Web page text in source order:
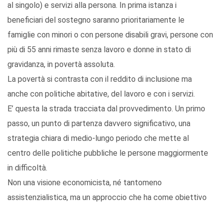
al singolo) e servizi alla persona. In prima istanza i
beneficiari del sostegno saranno prioritariamente le
famiglie con minori o con persone disabili gravi, persone con
più di 55 anni rimaste senza lavoro e donne in stato di
gravidanza, in povertà assoluta.
La povertà si contrasta con il reddito di inclusione ma
anche con politiche abitative, del lavoro e con i servizi.
E’ questa la strada tracciata dal provvedimento. Un primo
passo, un punto di partenza davvero significativo, una
strategia chiara di medio-lungo periodo che mette al
centro delle politiche pubbliche le persone maggiormente
in difficoltà.
Non una visione economicista, né tantomeno
assistenzialistica, ma un approccio che ha come obiettivo